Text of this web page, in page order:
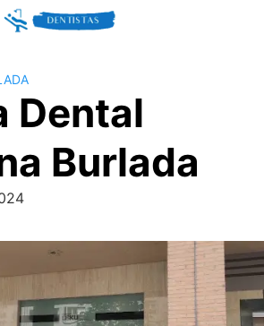
Dental
Burlada